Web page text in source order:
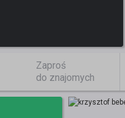
Zaproś
do znajomych